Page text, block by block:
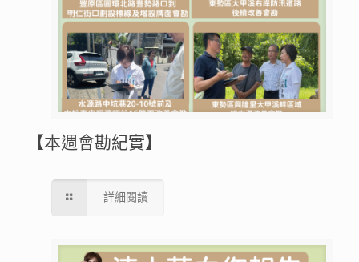
【本週會勘紀實】
詳細閱讀